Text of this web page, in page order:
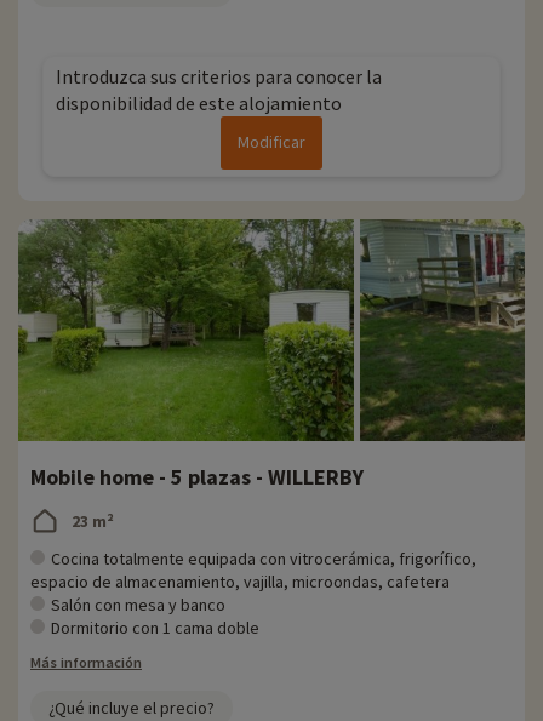
Introduzca sus criterios para conocer la
disponibilidad de este alojamiento
Modificar
Mobile home - 5 plazas - WILLERBY
23 m²
Cocina totalmente equipada con vitrocerámica, frigorífico,
espacio de almacenamiento, vajilla, microondas, cafetera
Salón con mesa y banco
Dormitorio con 1 cama doble
Más información
¿Qué incluye el precio?